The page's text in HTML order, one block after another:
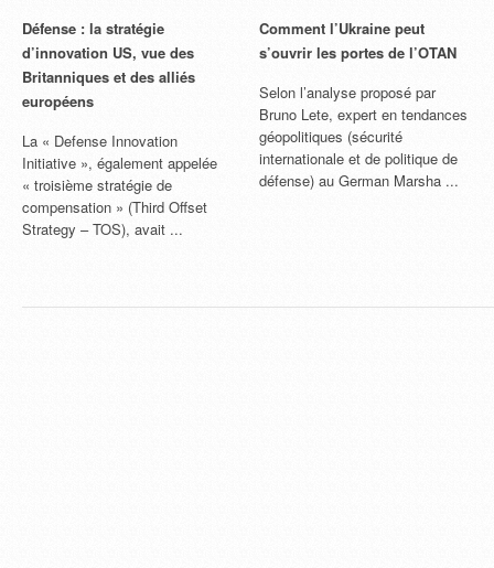
Défense : la stratégie
d’innovation US, vue des
Britanniques et des alliés
européens
La « Defense Innovation
Initiative », également appelée
« troisième stratégie de
compensation » (Third Offset
Strategy – TOS), avait ...
Comment l’Ukraine peut
s’ouvrir les portes de l’OTAN
Selon l’analyse proposé par
Bruno Lete, expert en tendances
géopolitiques (sécurité
internationale et de politique de
défense) au German Marsha ...